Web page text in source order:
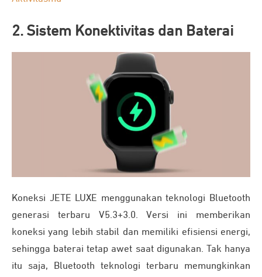
2. Sistem Konektivitas dan Baterai
Koneksi JETE LUXE menggunakan teknologi Bluetooth
generasi terbaru V5.3+3.0. Versi ini memberikan
koneksi yang lebih stabil dan memiliki efisiensi energi,
sehingga baterai tetap awet saat digunakan. Tak hanya
itu saja, Bluetooth teknologi terbaru memungkinkan